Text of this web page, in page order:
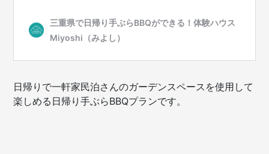
選)
日帰りで一軒家民泊さんのガーデンスペースを使用して
楽しめる日帰り手ぶらBBQプランです。